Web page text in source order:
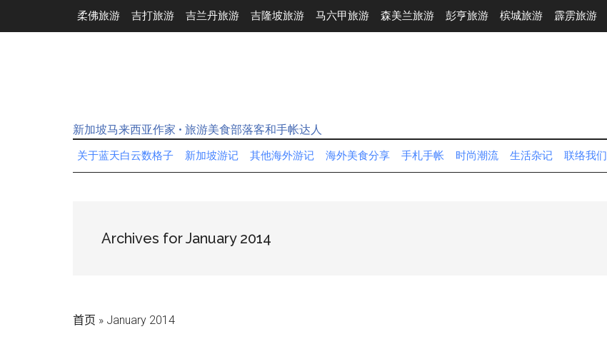
柔佛旅游 吉打旅游 吉兰丹旅游 吉隆坡旅游 马六甲旅游 森美兰旅游 彭亨旅游 槟城旅游 霹雳旅游
新加坡马来西亚作家 • 旅游美食部落客和手帐达人
关于蓝天白云数格子 新加坡游记 其他海外游记 海外美食分享 手札手帐 时尚潮流 生活杂记 联络我们
Archives for January 2014
首页 » January 2014